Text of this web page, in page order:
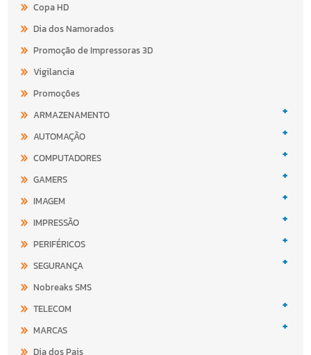
Copa HD
Dia dos Namorados
Promoção de Impressoras 3D
Vigilancia
Promoções
ARMAZENAMENTO
+
AUTOMAÇÃO +
COMPUTADORES +
GAMERS +
IMAGEM +
IMPRESSÃO +
PERIFÉRICOS +
SEGURANÇA +
Nobreaks SMS
TELECOM
+
MARCAS +
Dia dos Pais